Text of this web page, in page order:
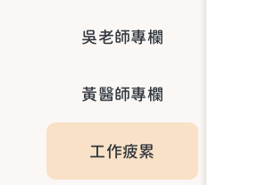
吳老師專欄
黃醫師專欄
工作疲累